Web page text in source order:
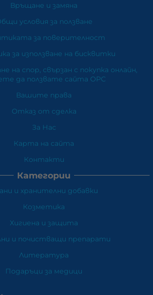
Връщане и замяна
условия за ползване
за поверителност
за използване на бисквитки
на спор, свързан с покупка онлайн,
да ползвате сайта ОРС
Вашите права
Отказ от сделка
За Нас
Карта на сайта
Контакти
Категории
и хранителни добавки
Козметика
Хигиена и защита
и почистващи препарати
Литература
Подаръци за медици